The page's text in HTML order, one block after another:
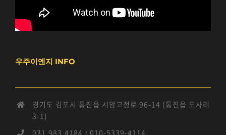
우주이엔지 INFO
경기도 김포시 통진읍 서암고정로 96-14 (통진읍 도사리
3-1)
031.983.4184 / 010-5339-4114